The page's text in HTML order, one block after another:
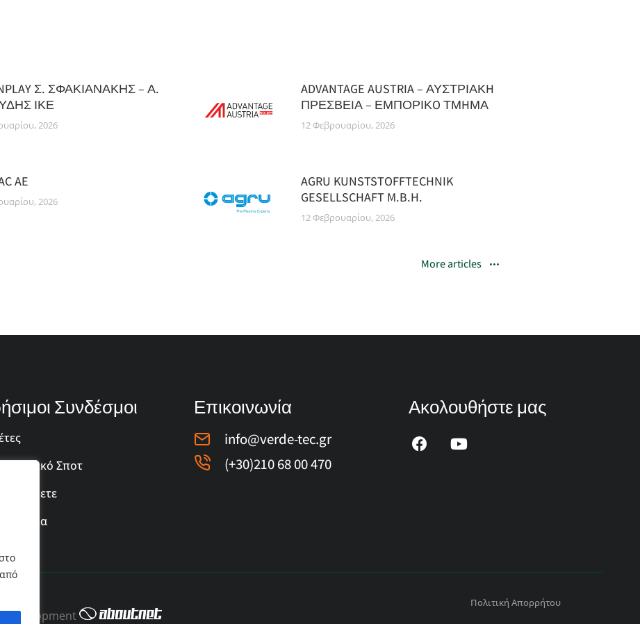
Σ. ΣΦΑΚΙΑΝΑΚΗΣ – Α.
ΙΚΕ
2026
ADVANTAGE AUSTRIA – ΑΥΣΤΡΙΑΚH
ΠΡΕΣΒΕIΑ – ΕΜΠΟΡΙΚO ΤΜHΜΑ
12 Φεβρουαρίου, 2026
AE
2026
AGRU KUNSTSTOFFTECHNIK
GESELLSCHAFT M.B.H.
12 Φεβρουαρίου, 2026
More articles
Συνδέσμοι
Σποτ
να έρθετε
Επικοινωνία
info@verde-tec.gr
(+30)210 68 00 470
Ακολουθήστε μας
Development
Πολιτική Απορρήτου